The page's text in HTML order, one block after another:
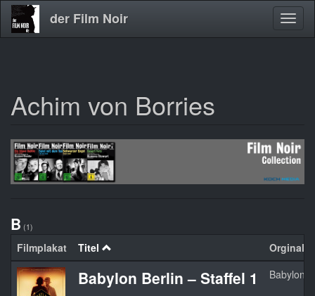
Direkt
zum
der Film Noir
Achim von Borries
B (1)
Filmplakat Titel
Babylon Berlin – Staffel 1 Babylon